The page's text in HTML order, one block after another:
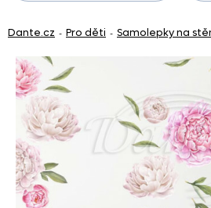
Dante.cz - Pro děti - Samolepky na